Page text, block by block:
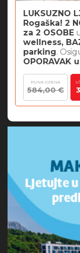
LUKSUZNO
Rogaška! 2
za 2 OSOBE
wellness,
parking.
OPORAVAK
PUNA CIJENA
584,00 €